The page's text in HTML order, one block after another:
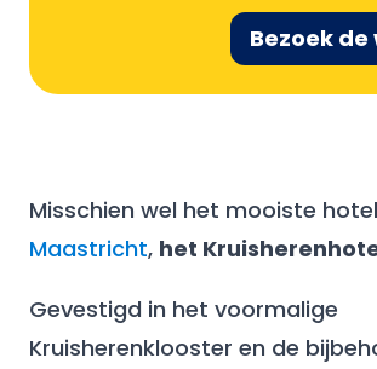
Bezoek
Misschien wel het mooiste
Maastricht, het
Gevestigd in het voormalige
Kruisherenklooster en de